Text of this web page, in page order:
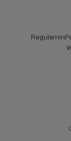
Regulamin